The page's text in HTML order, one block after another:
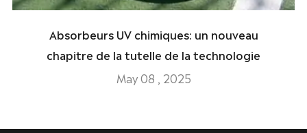
Absorbeurs UV chimiques: un nouveau
chapitre de la tutelle de la technologie
May 08 , 2025